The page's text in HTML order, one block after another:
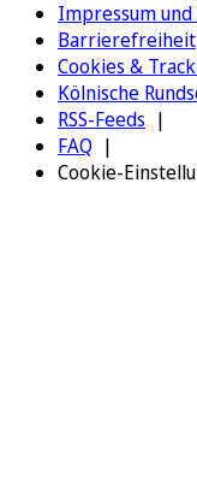
Impressum
Barrierefreiheit
Cookies &
Kölnische
RSS-Feeds
FAQ
Cookie-